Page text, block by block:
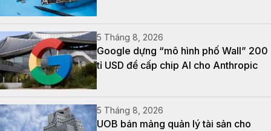
5 Tháng 8, 2026
Google dựng “mô hình phố Wall” 200
tỉ USD để cấp chip AI cho Anthropic
5 Tháng 8, 2026
UOB bán mảng quản lý tài sản cho